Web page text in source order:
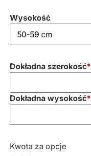
Wysokość
*
Dokładna szerokość
*
Dokładna wysokość
Kwota za opcje